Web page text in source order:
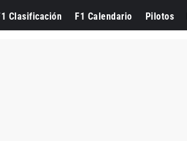
Clasificación F1 Calendario Pilotos